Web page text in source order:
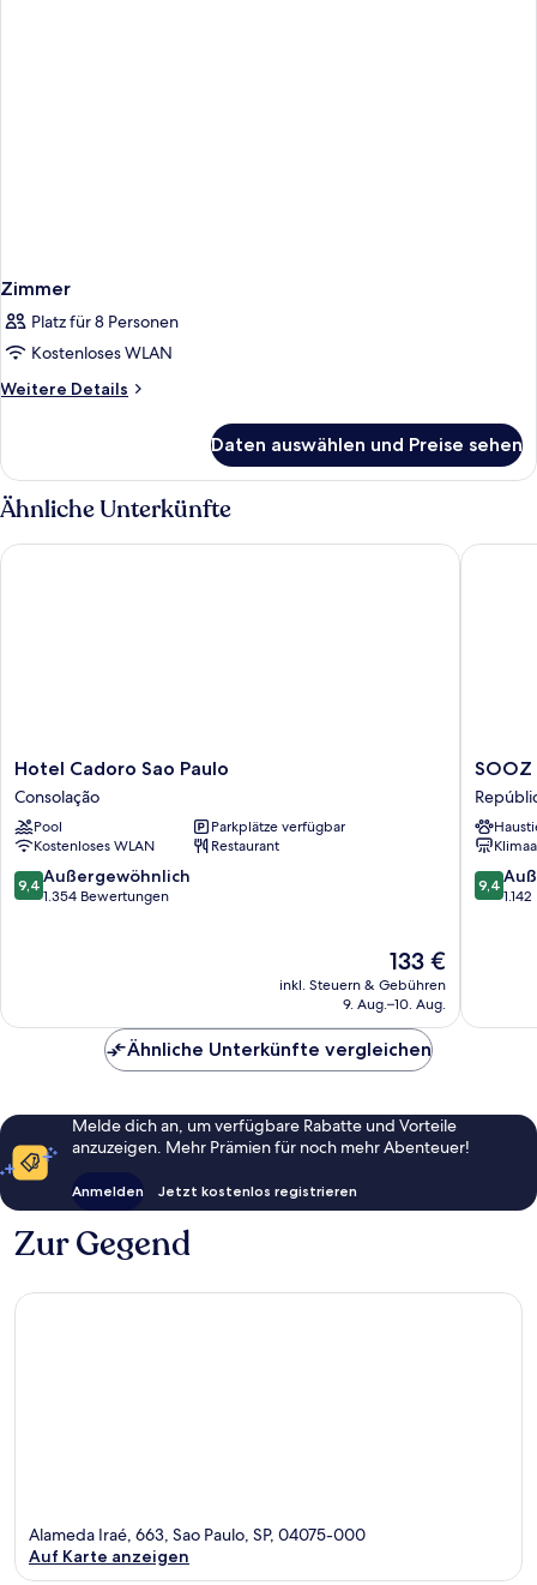
Zimmer
Platz für 8 Personen
Kostenloses WLAN
Weitere Details
Weitere
Daten auswählen und Preise sehen
Ähnliche Unterkünfte
Hotel
Cadoro
Sao
Paulo
Consolação
Hotel Cadoro Sao Paulo
Consolação
Pool
Parkplätze verfügbar
Kostenloses WLAN
Restaurant
9.4
von
9,4 Außergewöhnlich
1.354 Bewertungen
Der
Preis
beträgt
133 €
inkl. Steuern & Gebühren
9. Aug.–10. Aug.
Hotel Cadoro Sao Paulo
SOOZ
Hotel
9.4
von
9,4
SOOZ
Ähnliche Unterkünfte vergleichen
Melde dich an, um verfügbare Rabatte und Vorteile
anzuzeigen. Mehr Prämien für noch mehr Abenteuer!
Anmelden Jetzt kostenlos registrieren
Zur Gegend
Alameda Iraé, 663, Sao Paulo, SP, 04075-000
Auf Karte anzeigen